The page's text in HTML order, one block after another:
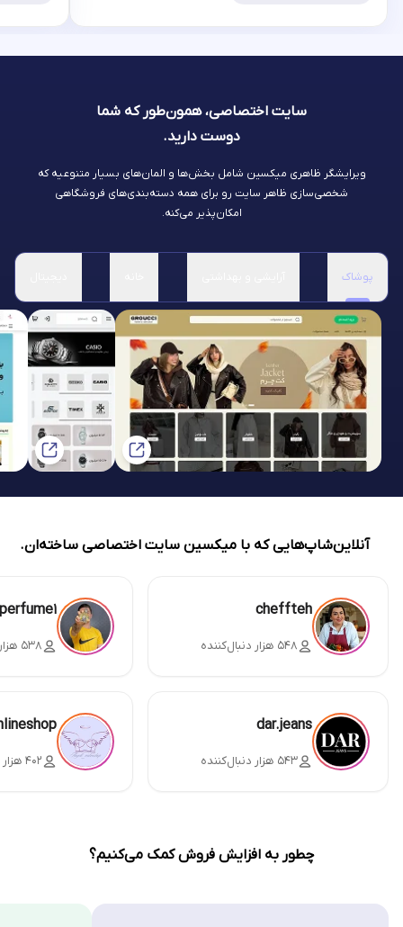
سایت اختصاصی، همون‌طور که شما
دوست دارید.
ویرایشگر ظاهری میکسین شامل بخش‌ها و المان‌های بسیار متنوعیه که
شخصی‌سازی ظاهر سایت رو برای همه دسته‌بندی‌های فروشگاهی
امکان‌پذیر می‌کنه.
پوشاک
آنلاین‌شاپ‌هایی که با میکسین سایت اختصاصی ساخته‌ان.
cheffteh
۵۴۸ هزار دنبال‌کننده ۵۳۸ هزار دنبال‌کننده
dar.jeans
۵۴۳ هزار دنبال‌کننده ۴۰۲ هزار دنبال‌کننده
چطور به افزایش فروش کمک می‌کنیم؟